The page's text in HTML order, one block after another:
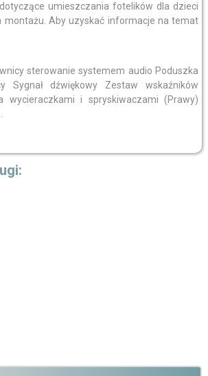
umieszczania fotelików dla dzieci
montażu. Aby uzyskać informacje na temat
sterowanie systemem audio Poduszka
Sygnał dźwiękowy Zestaw wskaźników
wycieraczkami i spryskiwaczami (Prawy)